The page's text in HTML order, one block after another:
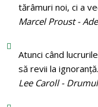
tărâmuri noi, ci a
Marcel Proust -
Atunci când
să revii la ignoranță.
Lee Caroll -